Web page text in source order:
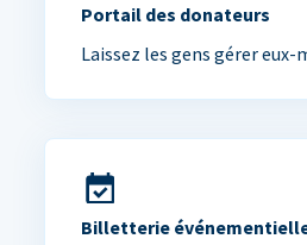
Portail des donateurs
Laissez les gens gérer eux-
Billetterie